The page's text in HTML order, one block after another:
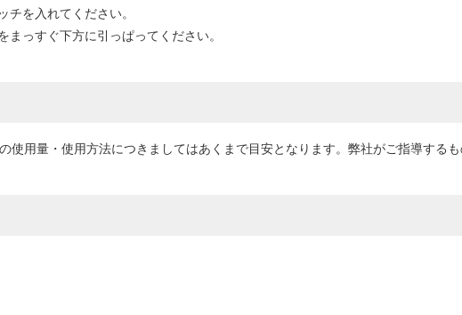
を入れてください。
っすぐ下方に引っぱってください。
量・使用方法につきましてはあくまで目安となります。弊社がご指導するも